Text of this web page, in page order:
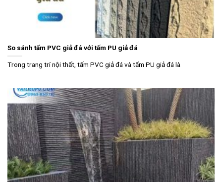
So sánh tấm PVC giả đá với tấm PU giả đá
Trong trang trí nội thất, tấm PVC giả đá và tấm PU giả đá là